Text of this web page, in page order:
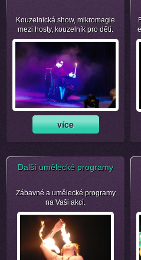
Kouzelnická show, mikromagie
mezi hosty, kouzelník pro děti.
Další umělecké programy
Zábavné a umělecké programy
na Vaši akci.